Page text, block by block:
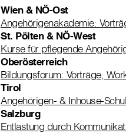
Wien & NÖ-Ost
Angehörigenakademie:
St. Pölten & NÖ-West
Kurse für pflegende
Oberösterreich
Bildungsforum: Vorträge,
Tirol
Angehörigen- & Inhouse-
Salzburg
Entlastung durch